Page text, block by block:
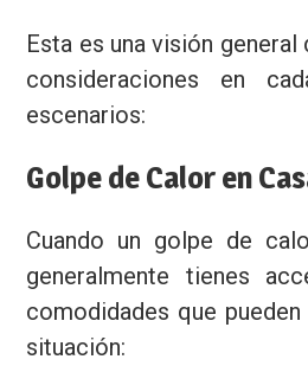
Esta es una visión
consideraciones en
escenarios:
Golpe de Calor en
Cuando un golpe de
generalmente tienes
comodidades que
situación: